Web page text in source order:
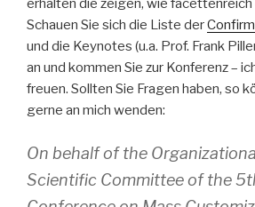
erhalten die zeigen, wie
Schauen Sie sich die Liste der
und die Keynotes (u.a. Prof. Frank
an und kommen Sie zur Konferenz –
freuen. Sollten Sie Fragen haben, so
gerne an mich wenden:
On behalf of the
Scientific Committee of the